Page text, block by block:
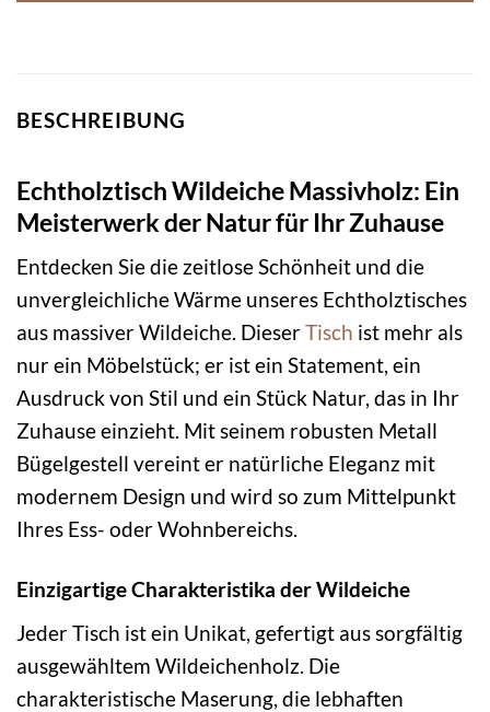
BESCHREIBUNG
Echtholztisch Wildeiche Massivholz: Ein
Meisterwerk der Natur für Ihr Zuhause
Entdecken Sie die zeitlose Schönheit und die
unvergleichliche Wärme unseres Echtholztisches
aus massiver Wildeiche. DieserTisch ist mehr als
nur ein Möbelstück; er ist ein Statement, ein
Ausdruck von Stil und ein Stück Natur, das in Ihr
Zuhause einzieht. Mit seinem robusten Metall
Bügelgestell vereint er natürliche Eleganz mit
modernem Design und wird so zum Mittelpunkt
Ihres Ess- oder Wohnbereichs.
Einzigartige Charakteristika der Wildeiche
Jeder Tisch ist ein Unikat, gefertigt aus sorgfältig
ausgewähltem Wildeichenholz. Die
charakteristische Maserung, die lebhaften